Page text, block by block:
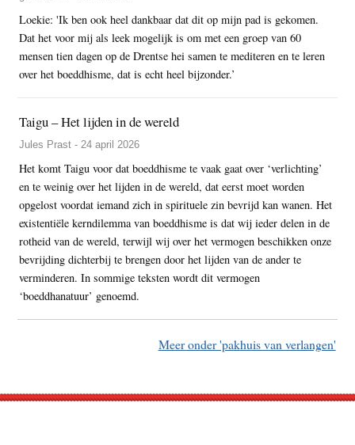
Loekie: 'Ik ben ook heel dankbaar dat dit op mijn pad is gekomen.
Dat het voor mij als leek mogelijk is om met een groep van 60
mensen tien dagen op de Drentse hei samen te mediteren en te leren
over het boeddhisme, dat is echt heel bijzonder.’
Taigu – Het lijden in de wereld
Jules Prast - 24 april 2026
Het komt Taigu voor dat boeddhisme te vaak gaat over ‘verlichting’
en te weinig over het lijden in de wereld, dat eerst moet worden
opgelost voordat iemand zich in spirituele zin bevrijd kan wanen. Het
existentiële kerndilemma van boeddhisme is dat wij ieder delen in de
rotheid van de wereld, terwijl wij over het vermogen beschikken onze
bevrijding dichterbij te brengen door het lijden van de ander te
verminderen. In sommige teksten wordt dit vermogen
‘boeddhanatuur’ genoemd.
Meer onder 'pakhuis van verlangen'